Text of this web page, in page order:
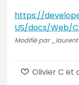
https://
US/docs/Web/
Modifié par _laurent
Olivier C et